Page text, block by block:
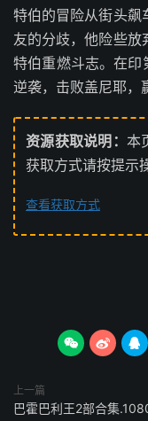
特伯的冒险从街头飙
友的分歧，他险些放
特伯重燃斗志。在
逆袭，击败盖尼耶，
资源获取说明： 本
获取方式请按提示
查看获取方式
  
上一篇
巴霍巴利王2部合集